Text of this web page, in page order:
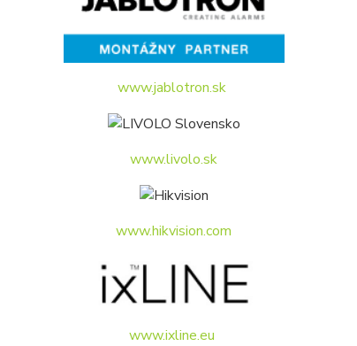
www.jablotron.sk
www.livolo.sk
www.hikvision.com
www.ixline.eu